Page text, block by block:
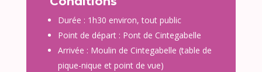
Durée : 1h30 environ, tout public
Point de départ : Pont de Cintegabelle
Arrivée : Moulin de Cintegabelle (table de
pique-nique et point de vue)